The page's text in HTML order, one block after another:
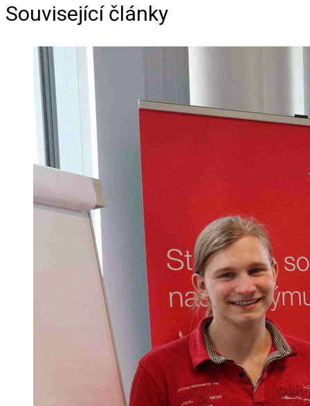
Související články